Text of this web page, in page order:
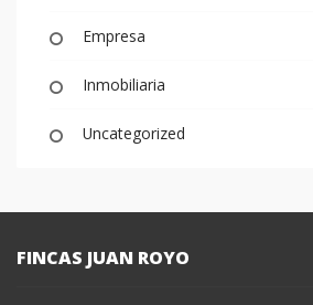
Empresa
Inmobiliaria
Uncategorized
FINCAS JUAN ROYO